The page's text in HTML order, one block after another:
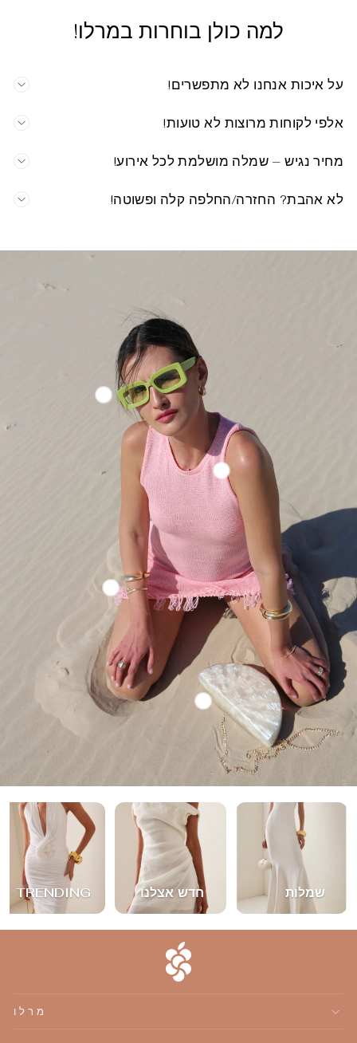
למה כולן בוחרות במרלו!
על איכות אנחנו לא מתפשרים!
אלפי לקוחות מרוצות לא טועות!
מחיר נגיש – שמלה מושלמת לכל אירוע!
לא אהבת? החזרה/החלפה קלה ופשוטה!
שמלות חדש אצלנו TRENDING
מרלו